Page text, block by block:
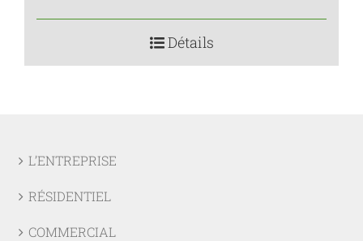
Détails
L’ENTREPRISE
RÉSIDENTIEL
COMMERCIAL